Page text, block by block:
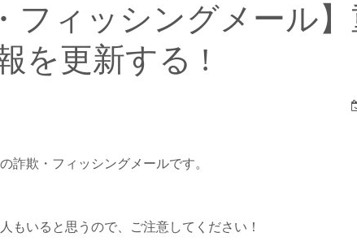
フィッシングメール
を更新する !
詐欺・フィッシングメールです。
もいると思うので、ご注意してください！